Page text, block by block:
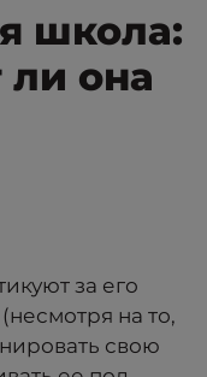
школа:
ли она
за его
на то,
свою